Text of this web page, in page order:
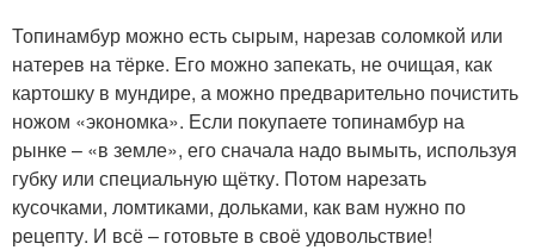
Топинамбур можно есть сырым, нарезав соломкой или
натерев на тёрке. Его можно запекать, не очищая, как
картошку в мундире, а можно предварительно почистить
ножом «экономка». Если покупаете топинамбур на
рынке – «в земле», его сначала надо вымыть, используя
губку или специальную щётку. Потом нарезать
кусочками, ломтиками, дольками, как вам нужно по
рецепту. И всё – готовьте в своё удовольствие!